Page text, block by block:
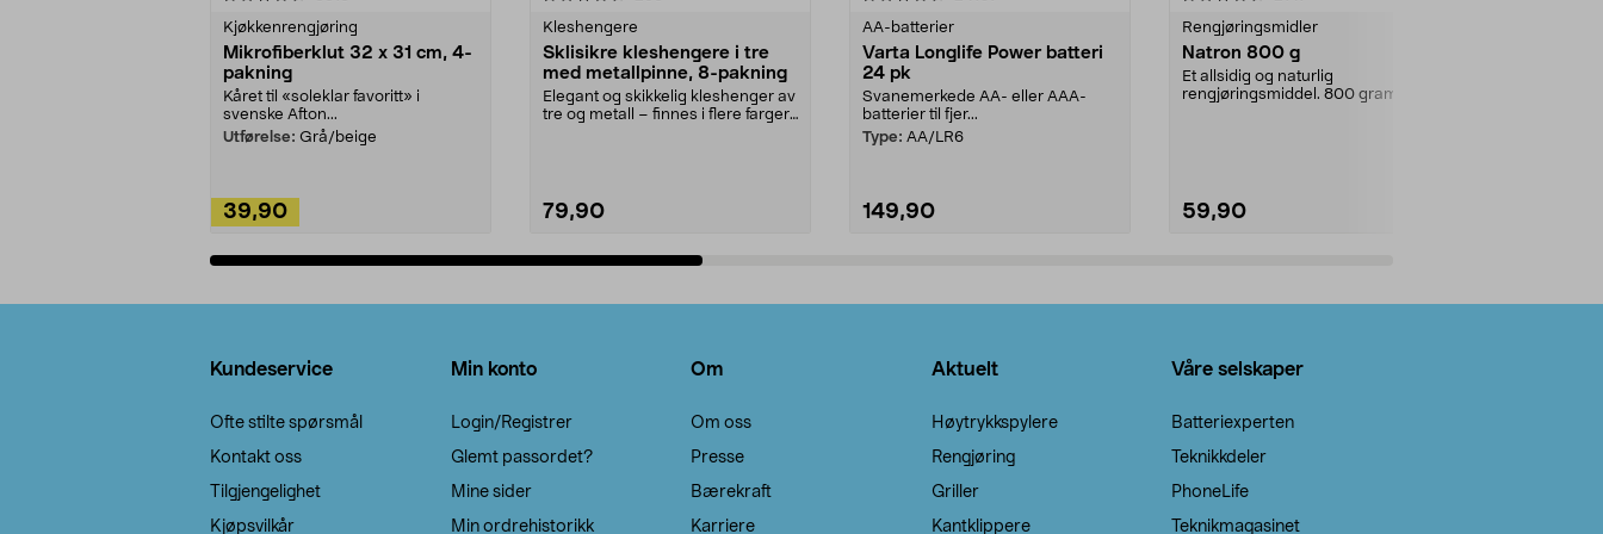
Kjøkkenrengjøring
Mikrofiberklut 32 x 31 cm, 4-
pakning
Kåret til «soleklar favoritt» i
svenske Afton...
Utførelse: Grå/beige
39,90
Kleshengere
Sklisikre kleshengere i tre
med metallpinne, 8-pakning
Elegant og skikkelig kleshenger av
tre og metall – finnes i flere farger.
79,90
AA-batterier
Varta Longlife Power batteri
24 pk
Svanemerkede AA- eller AAA-
batterier til fjer...
Type: AA/LR6
149,90
Rengjøringsmidler
Natron 800 g
Et allsidig og naturlig
rengjøringsmiddel. 800 gram
59,90
Kundeservice
Ofte stilte spørsmål
Kontakt oss
Tilgjengelighet
Kjøpsvilkår
Min konto
Login/Registrer
Glemt passordet?
Mine sider
Min ordrehistorikk
Om
Om oss
Presse
Bærekraft
Karriere
Aktuelt
Høytrykkspylere
Rengjøring
Griller
Kantklippere
Våre selskaper
Batteriexperten
Teknikkdeler
PhoneLife
Teknikmagasinet